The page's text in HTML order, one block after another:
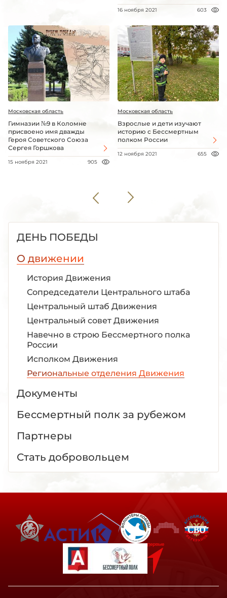
16 ноября 2021 603
Московская область
Гимназии №9 в Коломне
присвоено имя дважды
Героя Советского Союза
Сергея Горшкова
15 ноября 2021 905
Московская область
Взрослые и дети изучают
историю с Бессмертным
полком России
12 ноября 2021 655
ДЕНЬ ПОБЕДЫ
О движении
История Движения
Сопредседатели Центрального штаба
Центральный штаб Движения
Центральный совет Движения
Навечно в строю Бессмертного полка
России
Исполком Движения
Региональные отделения Движения
Документы
Бессмертный полк за рубежом
Партнеры
Стать добровольцем